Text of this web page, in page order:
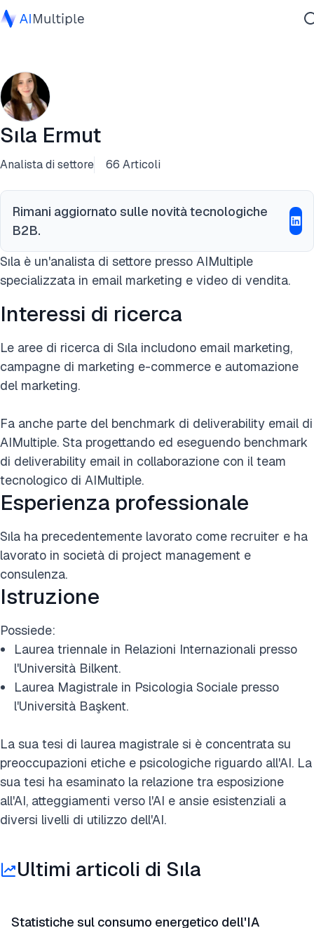
Sicurezza Informatica
Dati
Software Aziendale
Servizi
Contattaci
Sıla Ermut
Analista di settore 66 Articoli
Rimani aggiornato sulle novità tecnologiche
B2B.
Sıla è un'analista di settore presso AIMultiple
specializzata in email marketing e video di vendita.
Interessi di ricerca
Le aree di ricerca di Sıla includono email marketing,
campagne di marketing e-commerce e automazione
del marketing.
Fa anche parte del benchmark di deliverability email di
AIMultiple. Sta progettando ed eseguendo benchmark
di deliverability email in collaborazione con il team
tecnologico di AIMultiple.
Esperienza professionale
Sıla ha precedentemente lavorato come recruiter e ha
lavorato in società di project management e
consulenza.
Istruzione
Possiede:
Laurea triennale in Relazioni Internazionali presso
l'Università Bilkent.
Laurea Magistrale in Psicologia Sociale presso
l'Università Başkent.
La sua tesi di laurea magistrale si è concentrata su
preoccupazioni etiche e psicologiche riguardo all'AI. La
sua tesi ha esaminato la relazione tra esposizione
all'AI, atteggiamenti verso l'AI e ansie esistenziali a
diversi livelli di utilizzo dell'AI.
Ultimi articoli di Sıla
Statistiche sul consumo energetico dell'IA